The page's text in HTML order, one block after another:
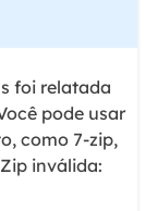
foi relatada
pode usar
como 7-zip,
inválida: